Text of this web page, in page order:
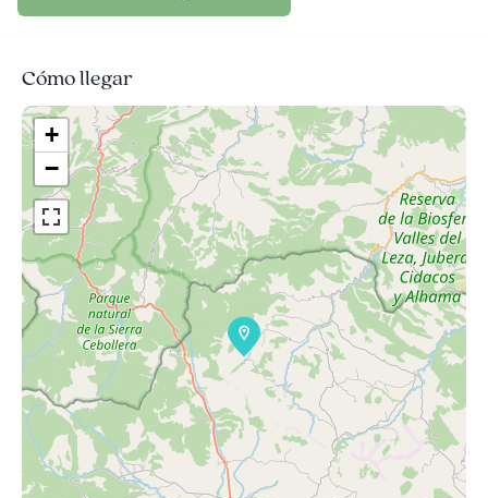
Cómo llegar
+
−